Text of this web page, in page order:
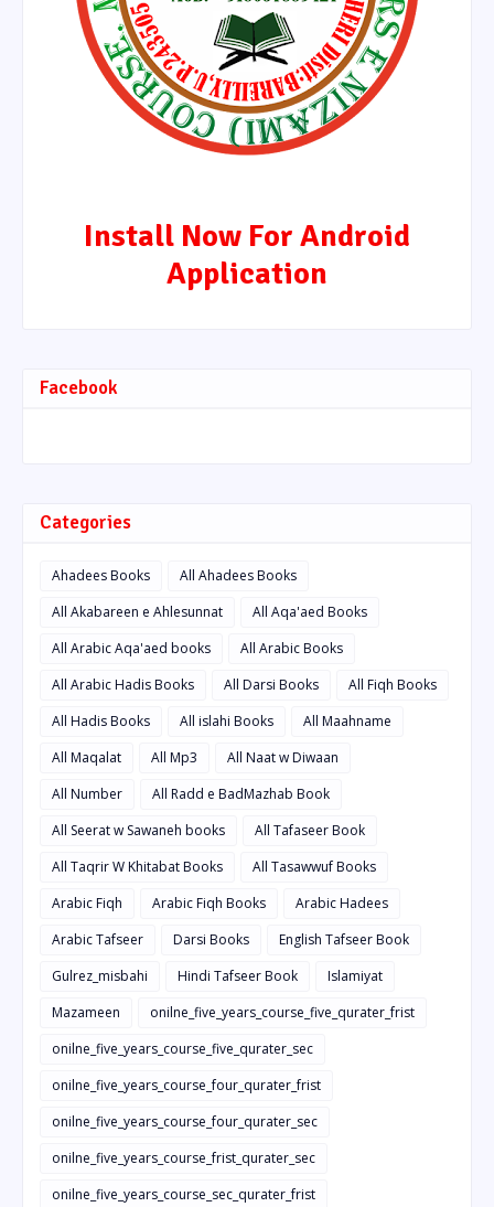
Install Now For Android
Application
Facebook
Categories
Ahadees Books
All Ahadees Books
All Akabareen e Ahlesunnat
All Aqa'aed Books
All Arabic Aqa'aed books
All Arabic Books
All Arabic Hadis Books
All Darsi Books
All Fiqh Books
All Hadis Books
All islahi Books
All Maahname
All Maqalat
All Mp3
All Naat w Diwaan
All Number
All Radd e BadMazhab Book
All Seerat w Sawaneh books
All Tafaseer Book
All Taqrir W Khitabat Books
All Tasawwuf Books
Arabic Fiqh
Arabic Fiqh Books
Arabic Hadees
Arabic Tafseer
Darsi Books
English Tafseer Book
Gulrez_misbahi
Hindi Tafseer Book
Islamiyat
Mazameen
onilne_five_years_course_five_qurater_frist
onilne_five_years_course_five_qurater_sec
onilne_five_years_course_four_qurater_frist
onilne_five_years_course_four_qurater_sec
onilne_five_years_course_frist_qurater_sec
onilne_five_years_course_sec_qurater_frist